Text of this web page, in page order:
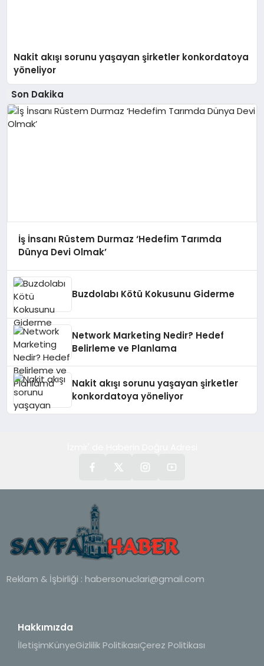
Nakit akışı sorunu yaşayan şirketler konkordatoya
yöneliyor
Son Dakika
İş İnsanı Rüstem Durmaz ‘Hedefim Tarımda
Dünya Devi Olmak’
Buzdolabı Kötü Kokusunu Giderme
Network Marketing Nedir? Hedef
Belirleme ve Planlama
Nakit akışı sorunu yaşayan şirketler
konkordatoya yöneliyor
Reklam & İşbirliği : habersonuclari@gmail.com
Hakkımızda
İletişimKünyeGizlilik PolitikasıÇerez Politikası